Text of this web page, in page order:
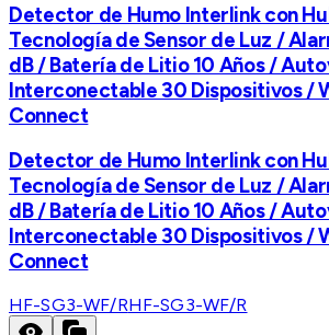
Detector de Humo Interlink con
Tecnología de Sensor de Luz /
dB / Batería de Litio 10 Años /
Interconectable 30 Dispositivos /
Connect
Detector de Humo Interlink con
Tecnología de Sensor de Luz /
dB / Batería de Litio 10 Años /
Interconectable 30 Dispositivos /
Connect
HF-SG3-WF/RHF-SG3-WF/R